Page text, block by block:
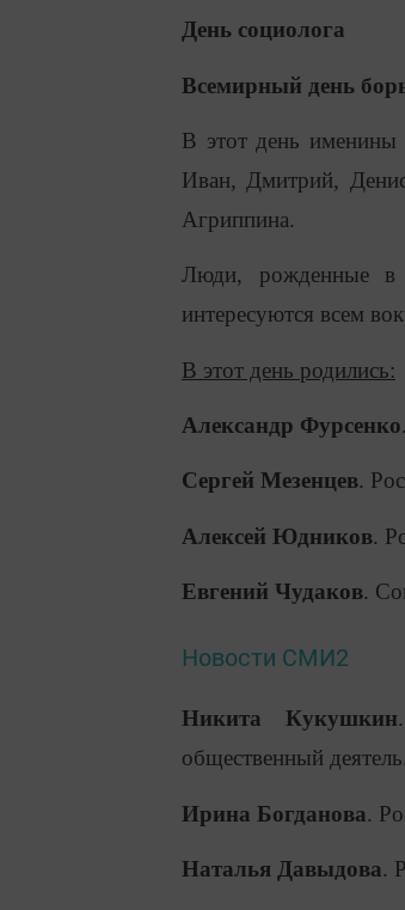
День социолога
Всемирный день
В этот день
Иван, Дмитрий,
Агриппина.
Люди, рожденные в
интересуются всем
В этот день родились:
Александр Фурсенко
Сергей Мезенцев.
Алексей Юдников.
Евгений Чудаков.
Новости СМИ2
Никита Кукушкин
общественный деятель.
Ирина Богданова.
Наталья Давыдова.